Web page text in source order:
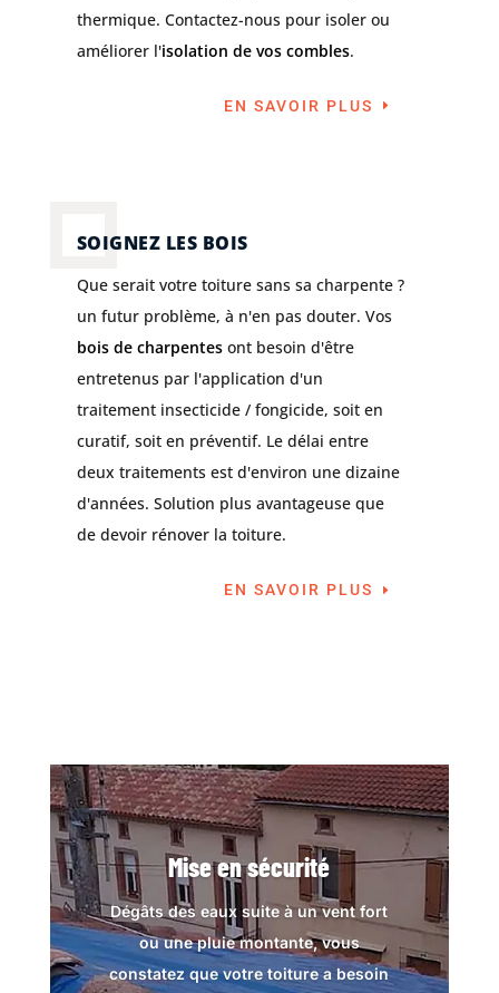
thermique. Contactez-nous pour isoler ou
améliorer l'isolation de vos combles.
EN SAVOIR PLUS
SOIGNEZ LES BOIS
Que serait votre toiture sans sa charpente ?
un futur problème, à n'en pas douter. Vos
bois de charpentesont besoin d'être
entretenus par l'application d'un
traitement insecticide / fongicide, soit en
curatif, soit en préventif. Le délai entre
deux traitements est d'environ une dizaine
d'années. Solution plus avantageuse que
de devoir rénover la toiture.
EN SAVOIR PLUS
Mise en sécurité
Dégâts des eaux suite à un vent fort
ou une pluie montante, vous
constatez que votre toiture a besoin